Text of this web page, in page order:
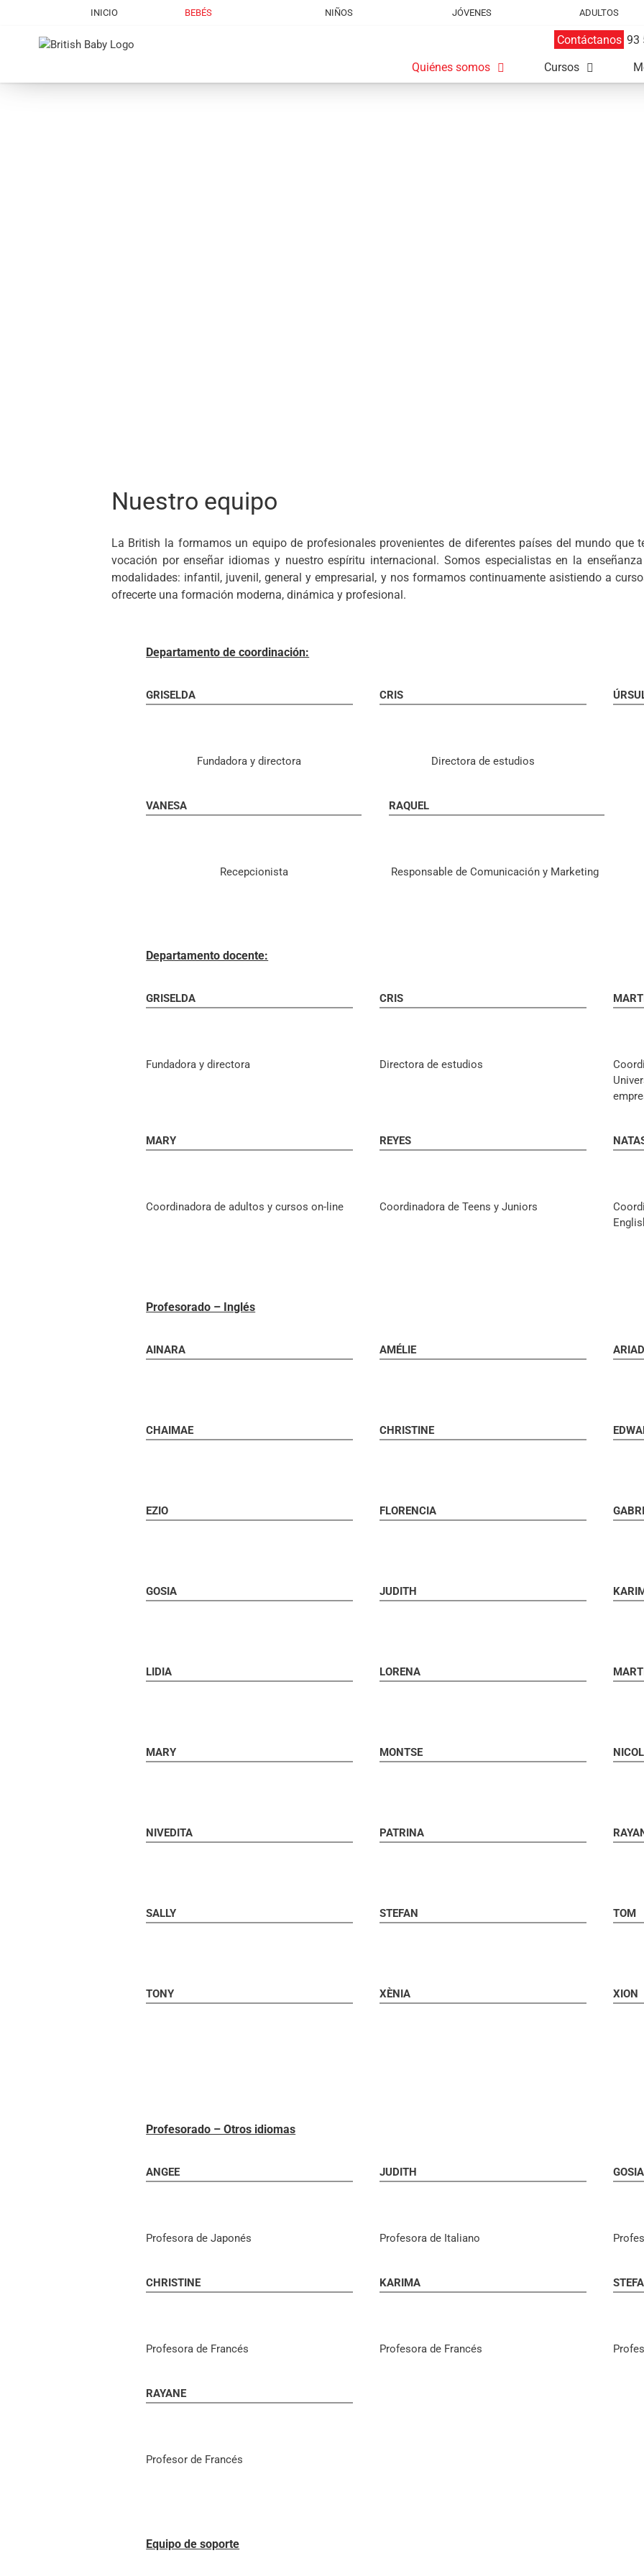
INICIO BEBÉS NIÑOS JÓVENES ADULTOS
Contáctanos 93
Quiénes somos Cursos
Nuestro equipo
La British la formamos un equipo de profesionales provenientes de diferentes países del mundo que
vocación por enseñar idiomas y nuestro espíritu internacional. Somos especialistas en la
modalidades: infantil, juvenil, general y empresarial, y nos formamos continuamente asistiendo a
ofrecerte una formación moderna, dinámica y profesional.
Departamento de coordinación:
GRISELDA
Fundadora y directora
CRIS
Directora de estudios
VANESA
Recepcionista
RAQUEL
Responsable de Comunicación y Marketing
Departamento docente:
GRISELDA
Fundadora y directora
CRIS
Directora de estudios
MARY
Coordinadora de adultos y cursos on-line
REYES
Coordinadora de Teens y Juniors
Profesorado – Inglés
AINARA AMÉLIE
CHAIMAE CHRISTINE
EZIO FLORENCIA
GOSIA JUDITH
LIDIA LORENA
MARY MONTSE
NIVEDITA PATRINA
SALLY STEFAN TOM
TONY XÈNIA XION
Profesorado – Otros idiomas
ANGEE
Profesora de Japonés
JUDITH
Profesora de Italiano
GOSIA
CHRISTINE
Profesora de Francés
KARIMA
Profesora de Francés
RAYANE
Profesor de Francés
Equipo de soporte